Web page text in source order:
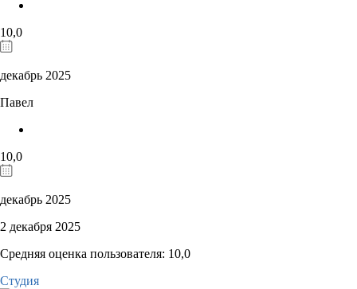
10,0
декабрь 2025
Павел
10,0
декабрь 2025
2 декабря 2025
Средняя оценка пользователя: 10,0
Студия